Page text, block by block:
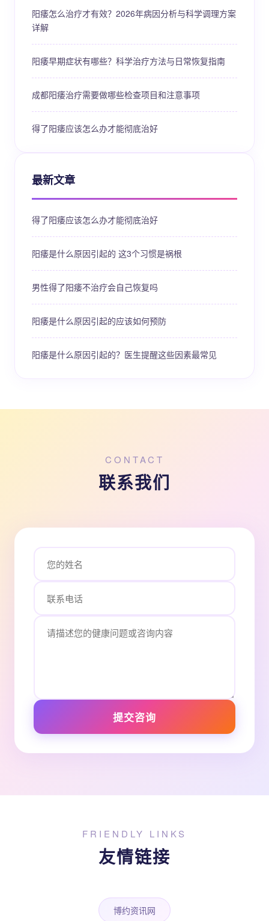
阳痿怎么治疗才有效？2026年病因分析与科学调理方案
详解
阳痿早期症状有哪些？科学治疗方法与日常恢复指南
成都阳痿治疗需要做哪些检查项目和注意事项
得了阳痿应该怎么办才能彻底治好
最新文章
得了阳痿应该怎么办才能彻底治好
阳痿是什么原因引起的 这3个习惯是祸根
男性得了阳痿不治疗会自己恢复吗
阳痿是什么原因引起的应该如何预防
阳痿是什么原因引起的？医生提醒这些因素最常见
CONTACT
联系我们
提交咨询
FRIENDLY LINKS
友情链接
博约资讯网